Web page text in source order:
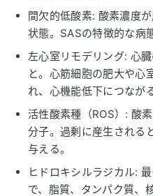
間欠的低酸素: 酸素濃度
状態。SASの特徴的な病
左心室リモデリング: 心
と。心筋細胞の肥大や心
れ、心機能低下につなが
活性酸素種（ROS）: 酸
分子。過剰に産生される
与える。
ヒドロキシルラジカル:
で、脂質、タンパク質、